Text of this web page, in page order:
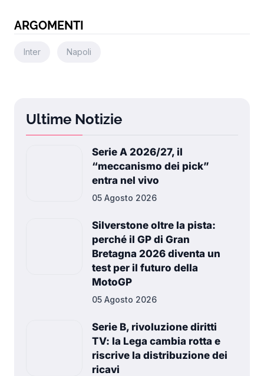
ARGOMENTI
Inter Napoli
Ultime Notizie
Serie A 2026/27, il
“meccanismo dei pick”
entra nel vivo
05 Agosto 2026
Silverstone oltre la pista:
perché il GP di Gran
Bretagna 2026 diventa un
test per il futuro della
MotoGP
05 Agosto 2026
Serie B, rivoluzione diritti
TV: la Lega cambia rotta e
riscrive la distribuzione dei
ricavi